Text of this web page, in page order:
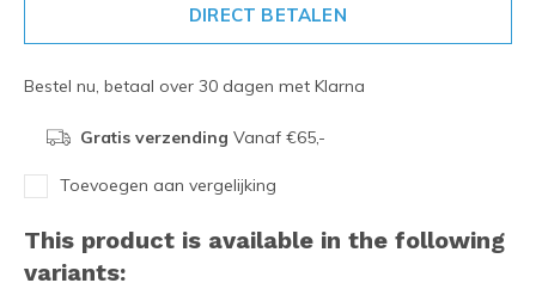
DIRECT BETALEN
Bestel nu, betaal over 30 dagen met Klarna
Gratis verzending Vanaf €65,-
Toevoegen aan vergelijking
This product is available in the following
variants: